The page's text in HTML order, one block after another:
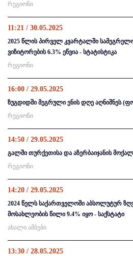
რეგიონი
11:21 / 30.05.2025
2025 წლის პირველ კვარტალში
ვიზიტორების 6.3% ეწვია - სტატისტიკა
რეგიონი
16:00 / 29.05.2025
ზუგდიდში მეგრული ენის დღე აღნიშნეს
რეგიონი
14:50 / 29.05.2025
გალში თურქეთისა და აზერბაიჯანის
რეგიონი
14:20 / 29.05.2025
2024 წელს საქართველოში აბსოლუტურ
მოსახლეობის წილი 9.4% იყო - საქსტატი
ახალი ამბები
13:30 / 28.05.2025